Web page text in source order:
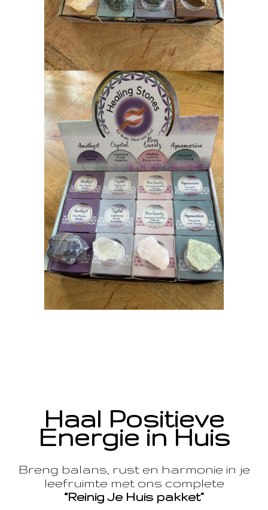
Haal Positieve
Energie in Huis
Breng balans, rust en harmonie in je
leefruimte met ons complete
“Reinig Je Huis pakket”